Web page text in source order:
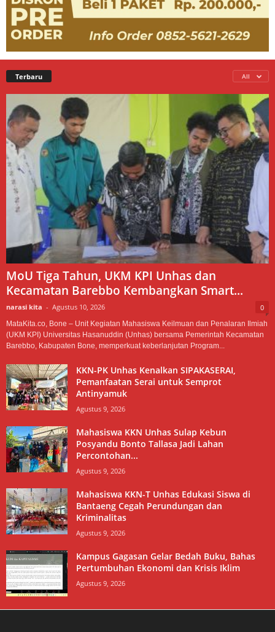
Terbaru All
MoU Tiga Tahun, UKM KPI Unhas dan
Kecamatan Barebbo Kembangkan Smart...
narasi kita - Agustus 10, 2026 0
MataKita.co, Bone – Unit Kegiatan Mahasiswa Keilmuan dan Penalaran Ilmiah
(UKM KPI) Universitas Hasanuddin (Unhas) bersama Pemerintah Kecamatan
Barebbo, Kabupaten Bone, memperkuat keberlanjutan Program...
KKN-PK Unhas Kenalkan SIPAKASERAI,
Pemanfaatan Serai untuk Semprot
Antinyamuk
Agustus 9, 2026
Mahasiswa KKN Unhas Sulap Kebun
Posyandu Bonto Tallasa Jadi Lahan
Percontohan...
Agustus 9, 2026
Mahasiswa KKN-T Unhas Edukasi Siswa di
Bantaeng Cegah Perundungan dan
Kriminalitas
Agustus 9, 2026
Kampus Gagasan Gelar Bedah Buku, Bahas
Pertumbuhan Ekonomi dan Krisis Iklim
Agustus 9, 2026